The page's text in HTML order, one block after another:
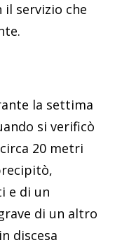
il servizio che
la settima
si verificò
20 metri
e di un
di un altro
discesa